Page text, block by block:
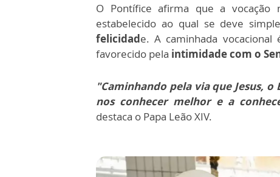
O Pontífice afirma que a
estabelecido ao qual se deve
felicidade. A caminhada
favorecido pela intimidade com o
"Caminhando pela via que Jesus,
nos conhecer melhor e a
destaca o Papa Leão XIV.